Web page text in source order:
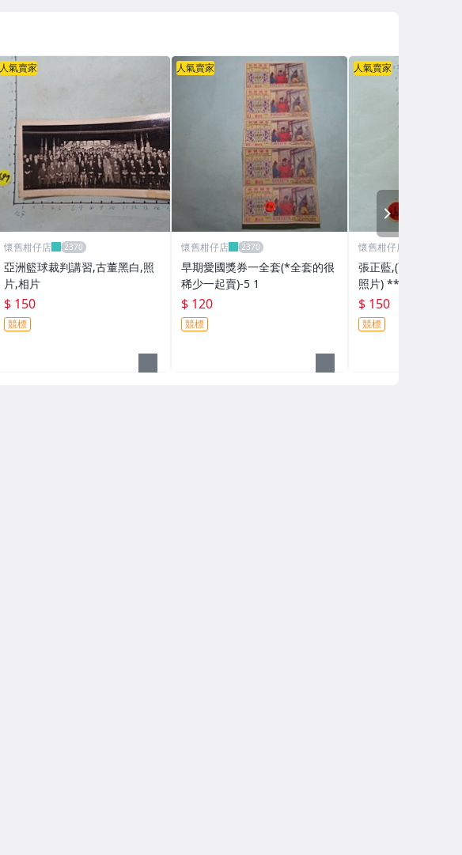
人氣賣家
懷舊柑仔店
亞洲籃球裁判講習,古董黑白,照
片,相片
$ 150
競標
人氣賣家
懷舊柑仔店
早期愛國獎券一全套(*全套的很
稀少一起賣)-5 1
$ 120
競標
人氣賣家
懷舊柑仔店
張正藍,(可能是未曝
照片) **稀少品
$ 150
競標